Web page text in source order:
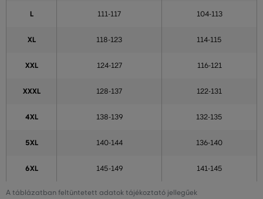
A táblázatban feltüntetett adatok tájékoztató jellegűek
L 111-117 104-113
XL 118-123 114-115
XXL 124-127 116-121
XXXL 128-137 122-131
4XL 138-139 132-135
5XL 140-144 136-140
6XL 145-149 141-145